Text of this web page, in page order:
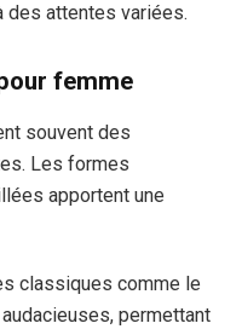
des attentes variées.
femme
souvent des
Les formes
apportent une
classiques comme le
permettant